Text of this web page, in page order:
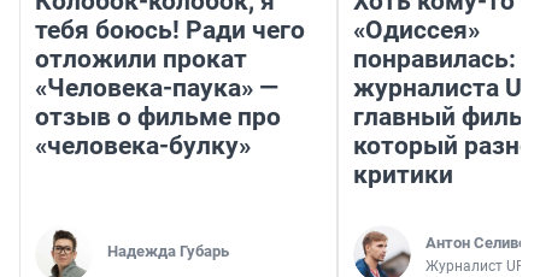
тебя боюсь! Ради чего
отложили прокат
«Человека-паука» —
отзыв о фильме про
«человека-булку»
Надежда Губарь
«Одиссея»
понравилась:
журналиста
главный
который
критики
Антон
Журналист